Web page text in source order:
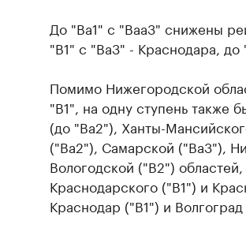
До "Ba1" с "Baa3" снижены
"B1" c "Ba3" - Краснодара, до
Помимо Нижегородской
"В1", на одну ступень также
(до "Ba2"), Ханты-
("Ba2"), Самарской ("Ba3"),
Вологодской ("B2")
Краснодарского ("B1") и
Краснодар ("B1") и Волгоград